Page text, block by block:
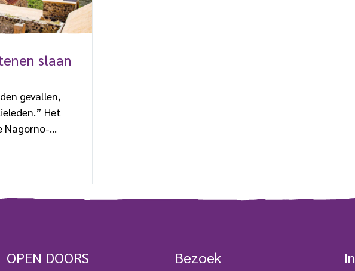
slaan
gevallen,
Het
Nagorno-
raakt
kerkleider
OPEN DOORS Bezoek